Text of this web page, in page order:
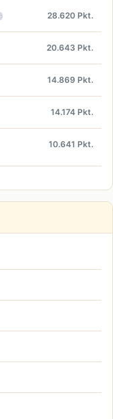
28.620 Pkt.
20.643 Pkt.
14.869 Pkt.
14.174 Pkt.
10.641 Pkt.